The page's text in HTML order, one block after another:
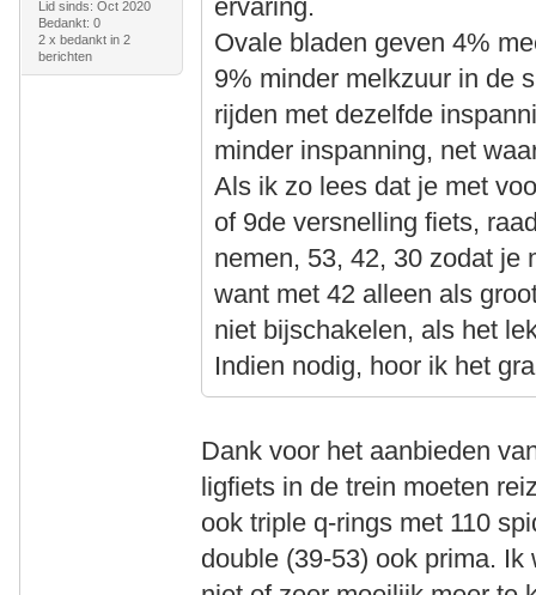
Lid sinds: Oct 2020
Bedankt: 0
2 x bedankt in 2
berichten
ervaring.
Ovale bladen geven 4%
9% minder melkzuur in de
rijden met dezelfde
minder inspanning, net
Als ik zo lees dat je met
of 9de versnelling fiets,
nemen, 53, 42, 30 zodat je
want met 42 alleen als
niet bijschakelen, als het
Indien nodig, hoor ik het
Dank voor het aanbieden
ligfiets in de trein moeten
ook triple q-rings met 110
double (39-53) ook prima.